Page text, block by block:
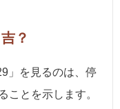
？
」を見るのは、停
ことを示します。